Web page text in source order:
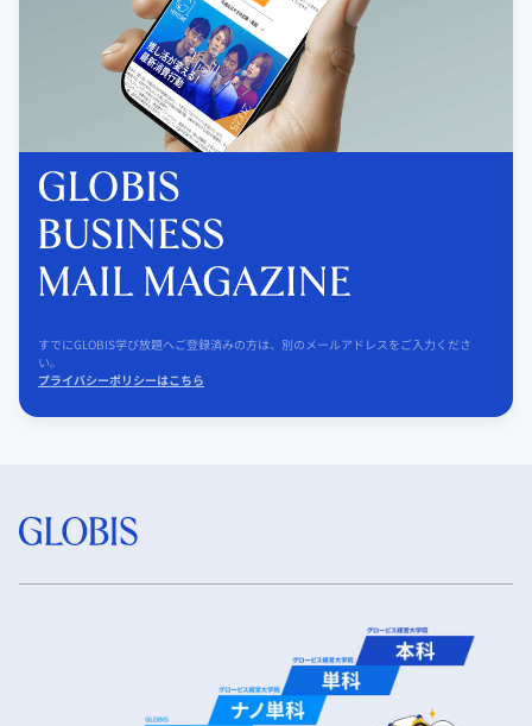
すでにGLOBIS学び放題へご登録済みの方は、別のメールアドレスをご入力くださ
い。
プライバシーポリシーはこちら